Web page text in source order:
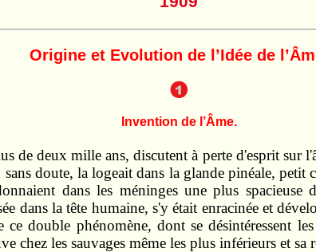
Origine et Evolution de l’Idée de
Invention de l’Âme.
de deux mille ans, discutent à perte d'esprit sur
doute, la logeait dans la glande pinéale,
dans les méninges une plus spacieuse
dans la tête humaine, s'y était enracinée et
double phénomène, dont se désintéressent
chez les sauvages même les plus inférieurs et